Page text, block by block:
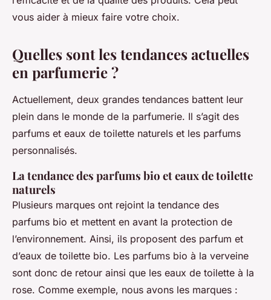
vous aider à mieux faire votre choix.
Quelles sont les tendances actuelles
en parfumerie ?
Actuellement, deux grandes tendances battent leur
plein dans le monde de la parfumerie. Il s’agit des
parfums et eaux de toilette naturels et les parfums
personnalisés.
La tendance des parfums bio et eaux de toilette
naturels
Plusieurs marques ont rejoint la tendance des
parfums bio et mettent en avant la protection de
l’environnement. Ainsi, ils proposent des parfum et
d’eaux de toilette bio. Les parfums bio à la verveine
sont donc de retour ainsi que les eaux de toilette à la
rose. Comme exemple, nous avons les marques :